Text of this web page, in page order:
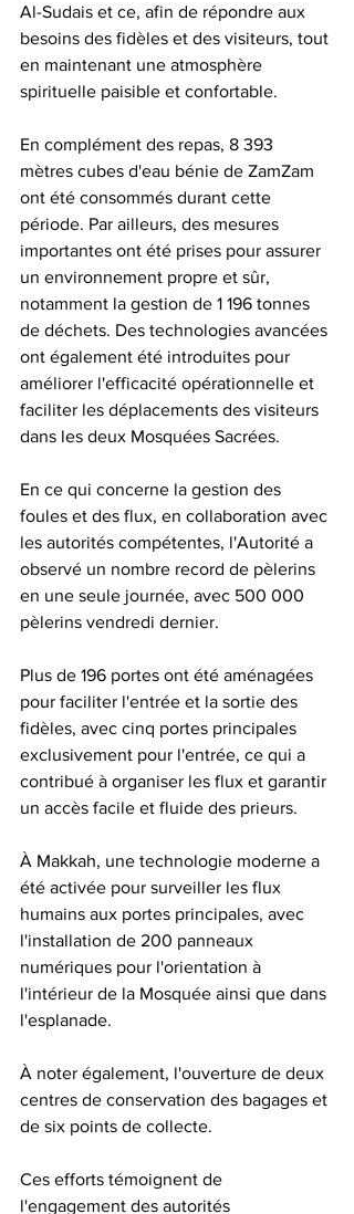
Al-Sudais et ce, afin de répondre aux
besoins des fidèles et des visiteurs, tout
en maintenant une atmosphère
spirituelle paisible et confortable.
En complément des repas, 8 393
mètres cubes d'eau bénie de ZamZam
ont été consommés durant cette
période. Par ailleurs, des mesures
importantes ont été prises pour assurer
un environnement propre et sûr,
notamment la gestion de 1 196 tonnes
de déchets. Des technologies avancées
ont également été introduites pour
améliorer l'efficacité opérationnelle et
faciliter les déplacements des visiteurs
dans les deux Mosquées Sacrées.
En ce qui concerne la gestion des
foules et des flux, en collaboration avec
les autorités compétentes, l'Autorité a
observé un nombre record de pèlerins
en une seule journée, avec 500 000
pèlerins vendredi dernier.
Plus de 196 portes ont été aménagées
pour faciliter l'entrée et la sortie des
fidèles, avec cinq portes principales
exclusivement pour l'entrée, ce qui a
contribué à organiser les flux et garantir
un accès facile et fluide des prieurs.
À Makkah, une technologie moderne a
été activée pour surveiller les flux
humains aux portes principales, avec
l'installation de 200 panneaux
numériques pour l'orientation à
l'intérieur de la Mosquée ainsi que dans
l'esplanade.
À noter également, l'ouverture de deux
centres de conservation des bagages et
de six points de collecte.
Ces efforts témoignent de
l'engagement des autorités